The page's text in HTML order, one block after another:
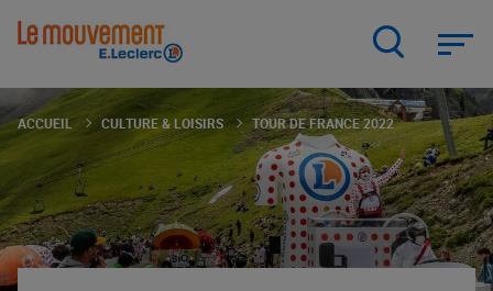
ACCUEIL CULTURE & LOISIRS TOUR DE FRANCE 2022